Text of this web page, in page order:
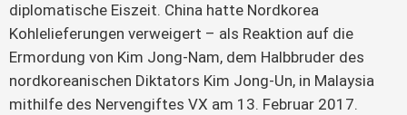
diplomatische Eiszeit. China hatte Nordkorea
Kohlelieferungen verweigert – als Reaktion auf die
Ermordung von Kim Jong-Nam, dem Halbbruder des
nordkoreanischen Diktators Kim Jong-Un, in Malaysia
mithilfe des Nervengiftes VX am 13. Februar 2017.